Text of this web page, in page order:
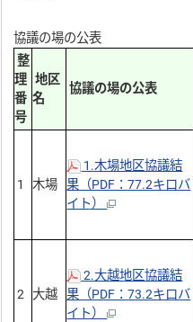
協議の場の公表
整
理
番
号
地区
名
協議の場の公表
1 木場
1.木場地区協議結
果（PDF：77.2キロバ
イト）
2 大越
2.大越地区協議結
果（PDF：73.2キロバ
イト）